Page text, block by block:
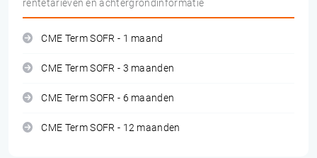
rentetarieven en achtergrondinformatie
CME Term SOFR - 1 maand
CME Term SOFR - 3 maanden
CME Term SOFR - 6 maanden
CME Term SOFR - 12 maanden